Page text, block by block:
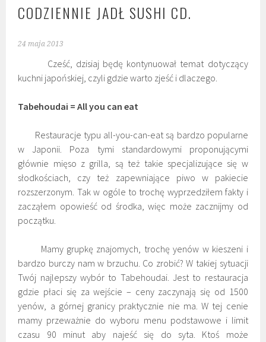
CODZIENNIE JADŁ SUSHI CD.
24 maja 2013
Cześć, dzisiaj będę kontynuował temat dotyczący
kuchni japońskiej, czyli gdzie warto zjeść i dlaczego.
Tabehoudai = All you can eat
Restauracje typu all-you-can-eat są bardzo popularne
w Japonii. Poza tymi standardowymi proponującymi
głównie mięso z grilla, są też takie specjalizujące się w
słodkościach, czy też zapewniające piwo w pakiecie
rozszerzonym. Tak w ogóle to trochę wyprzedziłem fakty i
zacząłem opowieść od środka, więc może zacznijmy od
początku.
Mamy grupkę znajomych, trochę yenów w kieszeni i
bardzo burczy nam w brzuchu. Co zrobić? W takiej sytuacji
Twój najlepszy wybór to Tabehoudai. Jest to restauracja
gdzie płaci się za wejście – ceny zaczynają się od 1500
yenów, a górnej granicy praktycznie nie ma. W tej cenie
mamy przeważnie do wyboru menu podstawowe i limit
czasu 90 minut aby najeść się do syta. Ktoś może